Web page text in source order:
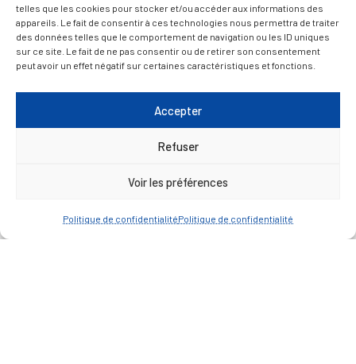
telles que les cookies pour stocker et/ou accéder aux informations des
appareils. Le fait de consentir à ces technologies nous permettra de traiter
des données telles que le comportement de navigation ou les ID uniques
sur ce site. Le fait de ne pas consentir ou de retirer son consentement
peut avoir un effet négatif sur certaines caractéristiques et fonctions.
Accepter
Refuser
Voir les préférences
Politique de confidentialitéPolitique de confidentialité
05 56 61 10 11
mairie@lareole.fr
Du lundi au jeudi inclus : 8h30 à 12h30 et 13h30 à
Vendredi : 9h00 à 12h00
ACCÈS RAPIDE
Travaux
Marchés publics